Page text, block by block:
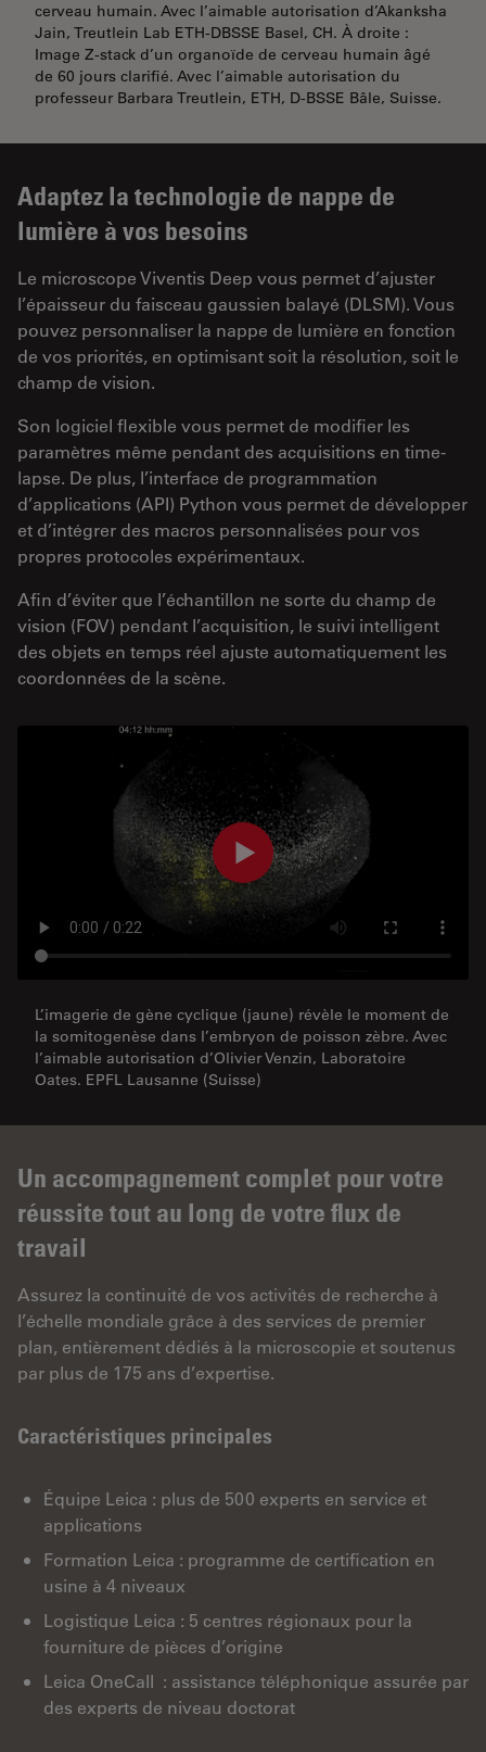
cerveau humain. Avec l’aimable autorisation d’Akanksha
Jain, Treutlein Lab ETH-DBSSE Basel, CH. À droite :
Image Z-stack d’un organoïde de cerveau humain âgé
de 60 jours clarifié. Avec l’aimable autorisation du
professeur Barbara Treutlein, ETH, D-BSSE Bâle, Suisse.
Adaptez la technologie de nappe de
lumière à vos besoins
Le microscope Viventis Deep vous permet d’ajuster
l’épaisseur du faisceau gaussien balayé (DLSM). Vous
pouvez personnaliser la nappe de lumière en fonction
de vos priorités, en optimisant soit la résolution, soit le
champ de vision.
Son logiciel flexible vous permet de modifier les
paramètres même pendant des acquisitions en time-
lapse. De plus, l’interface de programmation
d’applications (API) Python vous permet de développer
et d’intégrer des macros personnalisées pour vos
propres protocoles expérimentaux.
Afin d’éviter que l’échantillon ne sorte du champ de
vision (FOV) pendant l’acquisition, le suivi intelligent
des objets en temps réel ajuste automatiquement les
coordonnées de la scène.
L’imagerie de gène cyclique (jaune) révèle le moment de
la somitogenèse dans l’embryon de poisson zèbre. Avec
l’aimable autorisation d’Olivier Venzin, Laboratoire
Oates. EPFL Lausanne (Suisse)
Un accompagnement complet pour votre
réussite tout au long de votre flux de
travail
Assurez la continuité de vos activités de recherche à
l’échelle mondiale grâce à des services de premier
plan, entièrement dédiés à la microscopie et soutenus
par plus de 175 ans d’expertise.
Caractéristiques principales
Équipe Leica : plus de 500 experts en service et
applications
Formation Leica : programme de certification en
usine à 4 niveaux
Logistique Leica : 5 centres régionaux pour la
fourniture de pièces d’origine
Leica OneCall : assistance téléphonique assurée par
des experts de niveau doctorat